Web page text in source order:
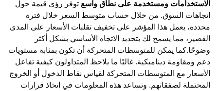
الاستخدامات ومستخدمة على نطاق واسع توفر رؤى قيمة حول
اتجاهات السوق. من خلال حساب متوسط السعر خلال فترة
محددة، يعمل هذا المؤشر على تخفيف تقلبات الأسعار على المدى
القصير، مما يسمح لك بتحديد الاتجاه الأساسي بشكل أكثر
وضوحًا.كما يمكن للمتوسطات المتحركة أن تكون بمثابة مستويات
دعم ومقاومة ديناميكية. غالبًا ما يلاحظ المتداولون كيفية تفاعل
الأسعار مع المتوسطات المتحركة لقياس نقاط الدخول أو الخروج
المحتملة لصفقاتهم. وتساعد هذه المعلومات في اتخاذ قرارات